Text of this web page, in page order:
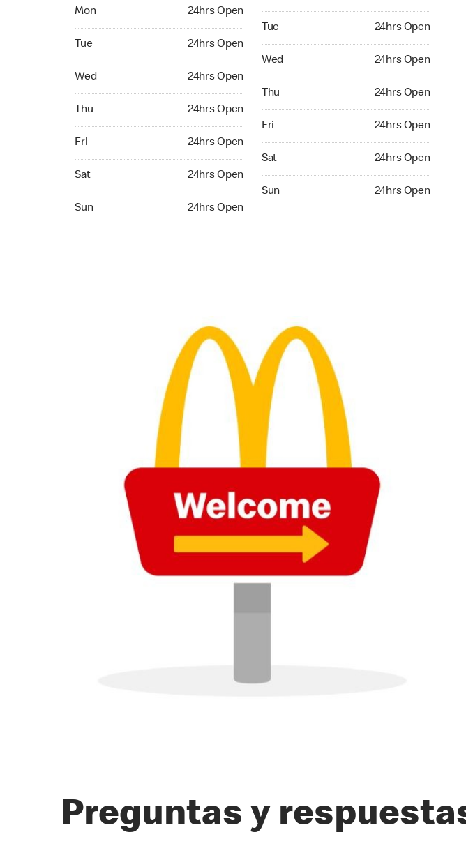
Mon 24hrs Open
Tue 24hrs Open
Wed 24hrs Open
Thu 24hrs Open
Fri 24hrs Open
Sat 24hrs Open
Sun 24hrs Open
Tue 24hrs Open
Wed 24hrs Open
Thu 24hrs Open
Fri 24hrs Open
Sat 24hrs Open
Sun 24hrs Open
Preguntas y